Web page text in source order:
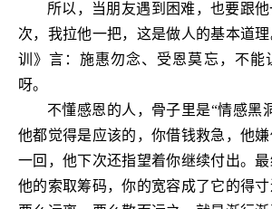
所以，当朋友遇到困难，也要跟
次，我拉他一把，这是做人的基本道
训》言：施惠勿念、受恩莫忘，不能
呀。
不懂感恩的人，骨子里是“情感黑
他都觉得是应该的，你借钱救急，他
一回，他下次还指望着你继续付出。
他的索取筹码，你的宽容成了它的得寸